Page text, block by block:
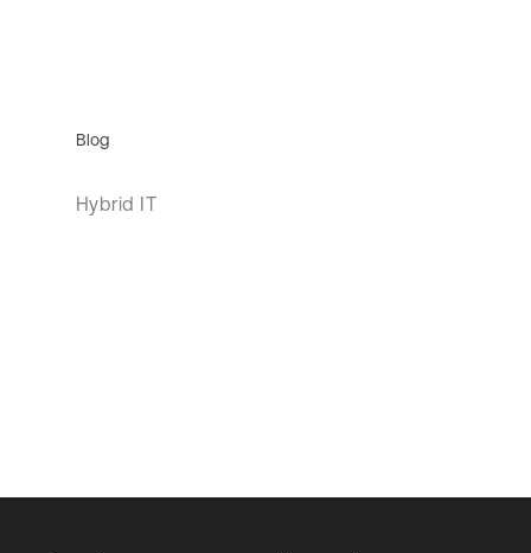
Blog
Hybrid IT